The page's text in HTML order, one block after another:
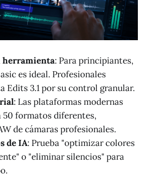
herramienta: Para principiantes,
es ideal. Profesionales
Edits 3.1 por su control granular.
: Las plataformas modernas
50 formatos diferentes,
de cámaras profesionales.
de IA: Prueba "optimizar colores
o "eliminar silencios" para